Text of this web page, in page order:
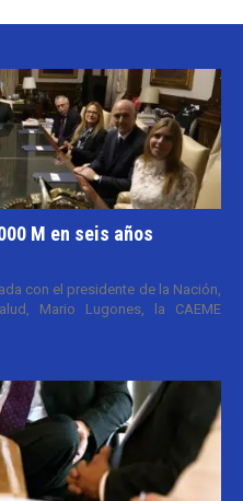
M en seis años
con el presidente de la Nación,
Mario Lugones, la CAEME